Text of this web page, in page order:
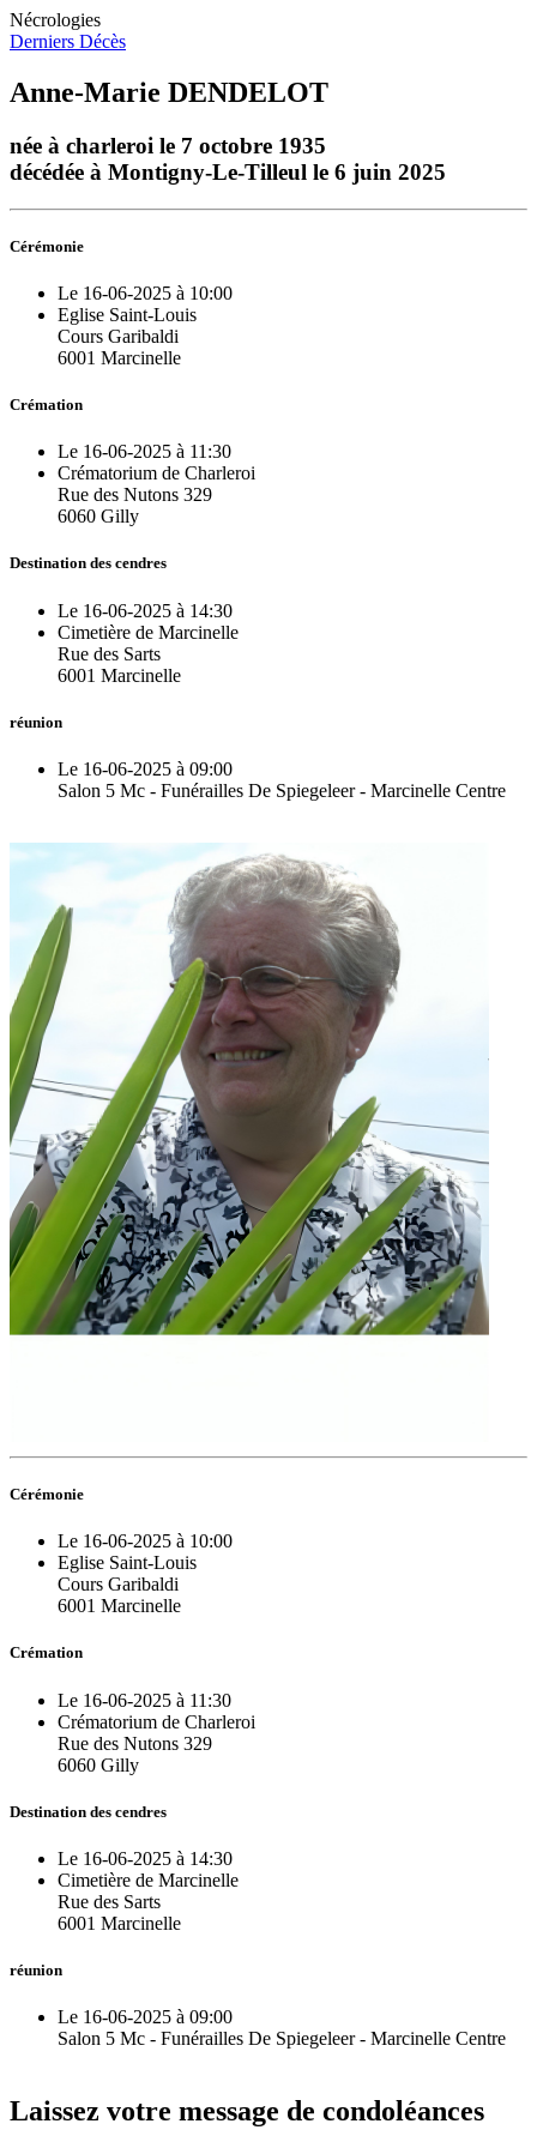
Nécrologies
Derniers Décès
Anne-Marie DENDELOT
née à charleroi le 7 octobre 1935
décédée à Montigny-Le-Tilleul le 6 juin 2025
Cérémonie
Le 16-06-2025 à 10:00
Eglise Saint-Louis
Cours Garibaldi
6001 Marcinelle
Crémation
Le 16-06-2025 à 11:30
Crématorium de Charleroi
Rue des Nutons 329
6060 Gilly
Destination des cendres
Le 16-06-2025 à 14:30
Cimetière de Marcinelle
Rue des Sarts
6001 Marcinelle
réunion
Le 16-06-2025 à 09:00
Salon 5 Mc - Funérailles De Spiegeleer - Marcinelle Centre
Cérémonie
Le 16-06-2025 à 10:00
Eglise Saint-Louis
Cours Garibaldi
6001 Marcinelle
Crémation
Le 16-06-2025 à 11:30
Crématorium de Charleroi
Rue des Nutons 329
6060 Gilly
Destination des cendres
Le 16-06-2025 à 14:30
Cimetière de Marcinelle
Rue des Sarts
6001 Marcinelle
réunion
Le 16-06-2025 à 09:00
Salon 5 Mc - Funérailles De Spiegeleer - Marcinelle Centre
Laissez votre message de condoléances